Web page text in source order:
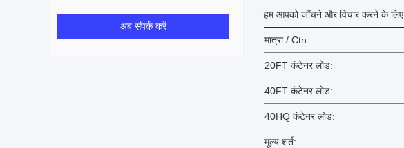
अब संपर्क करें
हम आपको जाँचने और विचार करने के लिए
मात्रा / Ctn:
20FT कंटेनर लोड:
40FT कंटेनर लोड:
40HQ कंटेनर लोड:
मूल्य शर्त: